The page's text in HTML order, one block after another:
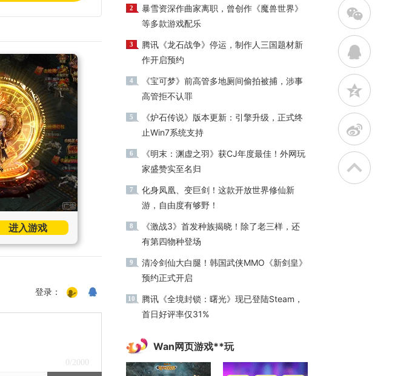
进入游戏
登录：
0 /2000
2
暴雪资深作曲家离职，曾创作《魔兽世界》
等多款游戏配乐
3
腾讯《龙石战争》停运，制作人三国题材新
作开启预约
4
《宝可梦》前高管多地厕间偷拍被捕，涉事
高管拒不认罪
5
《炉石传说》版本更新：引擎升级，正式终
止Win7系统支持
6
《明末：渊虚之羽》获CJ年度最佳！外网玩
家盛赞实至名归
7
化身凤凰、变巨剑！这款开放世界修仙新
游，自由度有够野！
8
《激战3》首发种族揭晓！除了老三样，还
有第四物种登场
9
清冷剑仙大白腿！韩国武侠MMO《新剑皇》
预约正式开启
10
腾讯《全境封锁：曙光》现已登陆Steam，
首日好评率仅31%
Wan网页游戏**玩
w
q
z
t